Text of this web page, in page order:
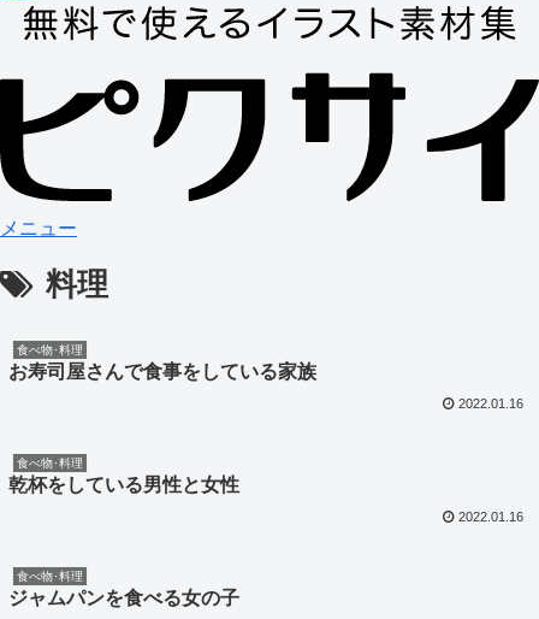
メニュー
料理
食べ物･料理
お寿司屋さんで食事をしている家族
2022.01.16
食べ物･料理
乾杯をしている男性と女性
2022.01.16
食べ物･料理
ジャムパンを食べる女の子